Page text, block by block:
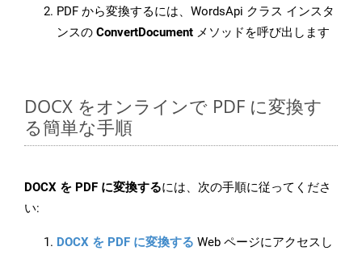
PDF から変換するには、WordsApi クラス インスタ
ンスの ConvertDocument メソッドを呼び出します
DOCX をオンラインで PDF に変換す
る簡単な手順
DOCX を PDF に変換するには、次の手順に従ってくださ
い:
DOCX を PDF に変換する Web ページにアクセスし